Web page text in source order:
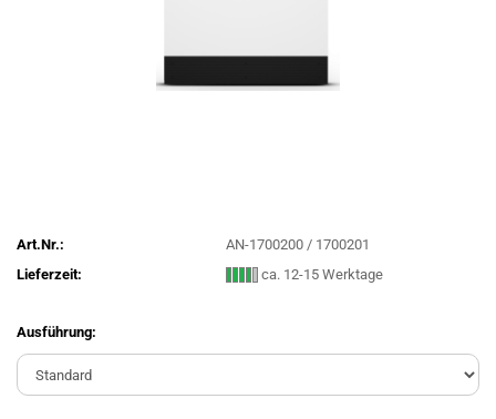
Art.Nr.:
AN-1700200 / 1700201
Lieferzeit:
ca. 12-15 Werktage
Ausführung: